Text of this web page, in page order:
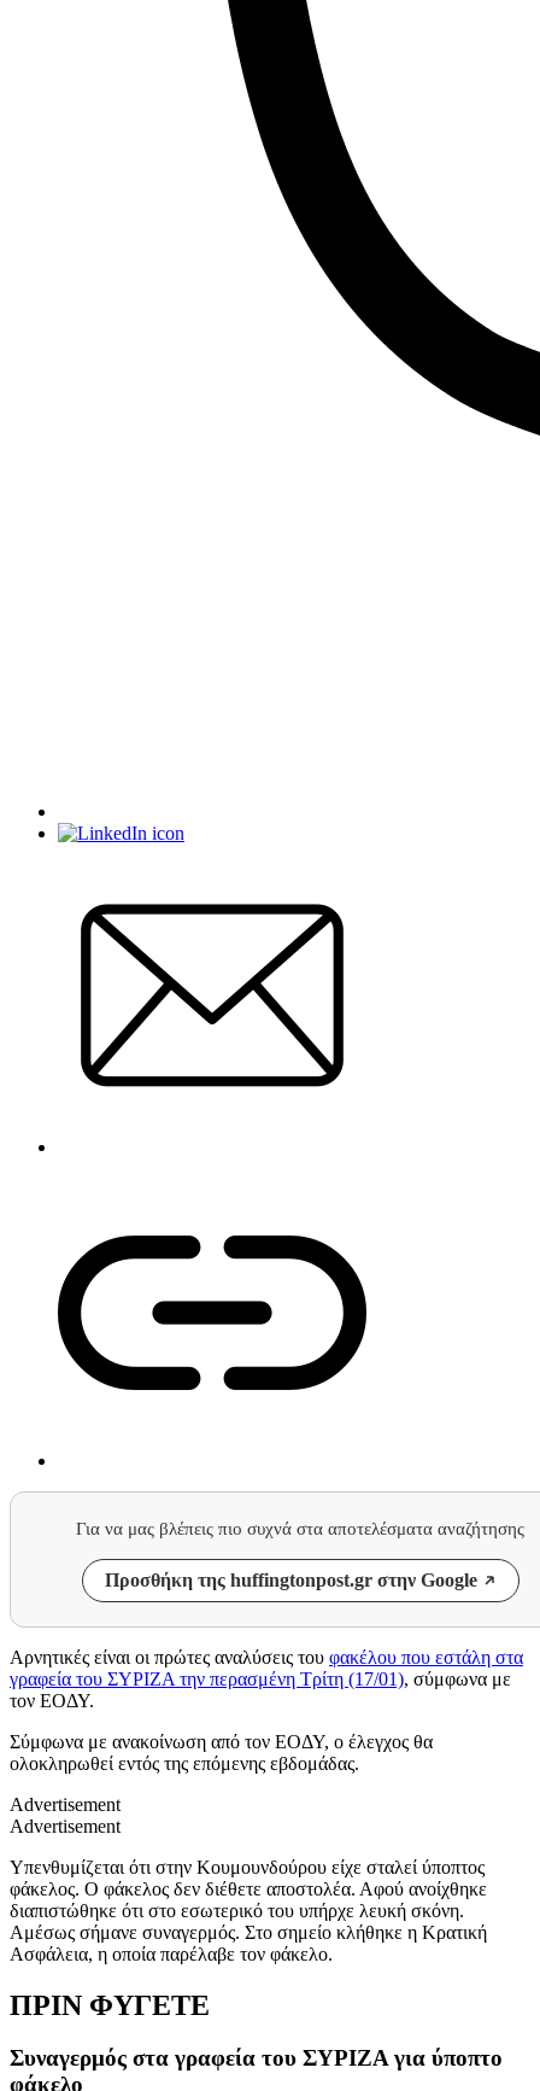
Για να μας βλέπεις πιο συχνά στα αποτελέσματα αναζήτησης
Προσθήκη της huffingtonpost.gr στην Google
Αρνητικές είναι οι πρώτες αναλύσεις του φακέλου που εστάλη στα
γραφεία του ΣΥΡΙΖΑ την περασμένη Τρίτη (17/01), σύμφωνα με
τον ΕΟΔΥ.
Σύμφωνα με ανακοίνωση από τον ΕΟΔΥ, ο έλεγχος θα
ολοκληρωθεί εντός της επόμενης εβδομάδας.
Advertisement
Advertisement
Υπενθυμίζεται ότι στην Κουμουνδούρου είχε σταλεί ύποπτος
φάκελος. Ο φάκελος δεν διέθετε αποστολέα. Αφού ανοίχθηκε
διαπιστώθηκε ότι στο εσωτερικό του υπήρχε λευκή σκόνη.
Αμέσως σήμανε συναγερμός. Στο σημείο κλήθηκε η Κρατική
Ασφάλεια, η οποία παρέλαβε τον φάκελο.
ΠΡΙΝ ΦΥΓΕΤΕ
Συναγερμός στα γραφεία του ΣΥΡΙΖΑ για ύποπτο
φάκελο